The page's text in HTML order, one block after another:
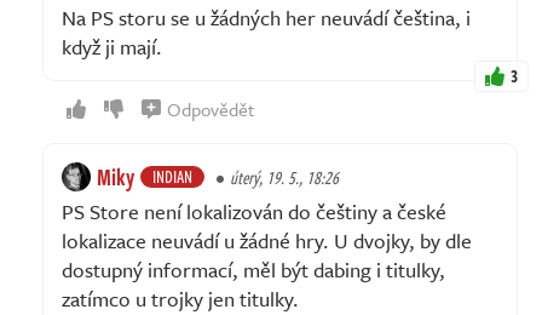
Na PS storu se u žádných her neuvádí čeština, i
když ji mají.
3
Odpovědět
Miky INDIAN úterý, 19. 5., 18:26
PS Store není lokalizován do češtiny a české
lokalizace neuvádí u žádné hry. U dvojky, by dle
dostupný informací, měl být dabing i titulky,
zatímco u trojky jen titulky.